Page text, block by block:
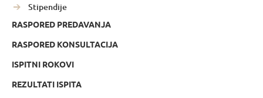
Stipendije
RASPORED PREDAVANJA
RASPORED KONSULTACIJA
ISPITNI ROKOVI
REZULTATI ISPITA